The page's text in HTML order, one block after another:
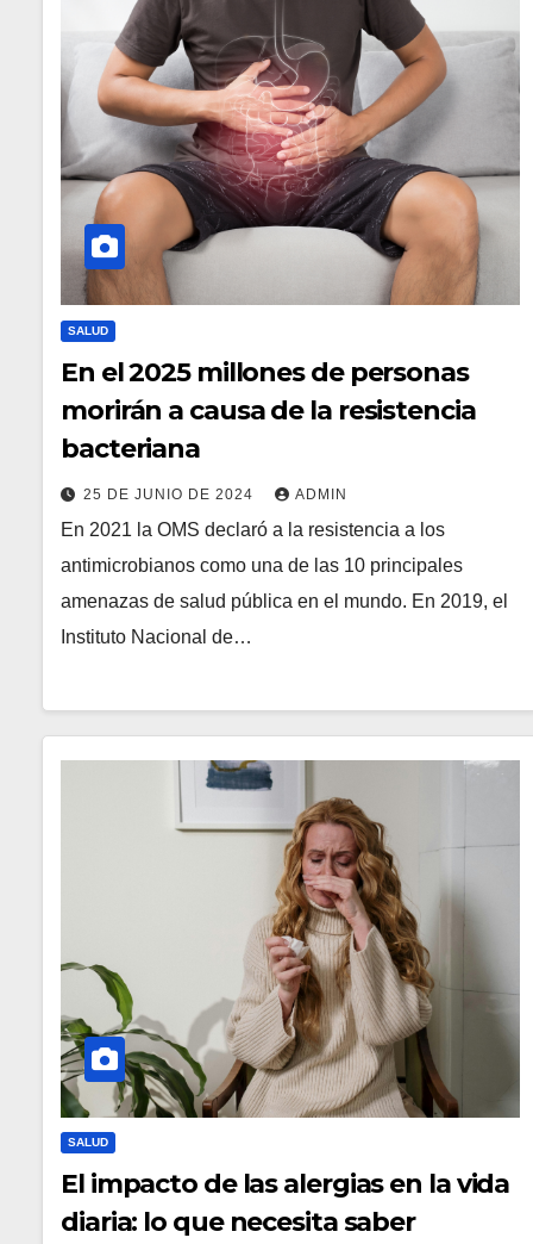
SALUD
En el 2025 millones de personas
morirán a causa de la resistencia
bacteriana
25 DE JUNIO DE 2024 ADMIN
En 2021 la OMS declaró a la resistencia a los
antimicrobianos como una de las 10 principales
amenazas de salud pública en el mundo. En 2019, el
Instituto Nacional de…
SALUD
El impacto de las alergias en la vida
diaria: lo que necesita saber